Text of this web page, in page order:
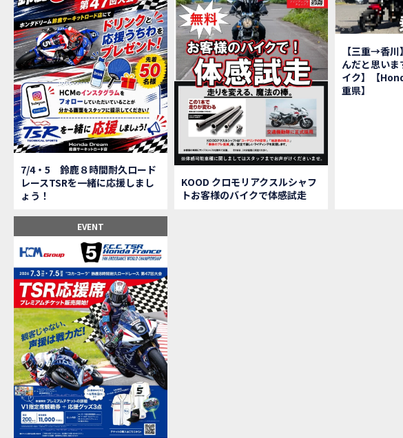
MOVIE 憧れの大型バイク試乗！4
MOVIE 【鈴鹿ツインサーキット】
MOVIE 全員初対面！バイク女子6
MOVIE バイク女子6人でツーリング
MOVIE 温泉1泊。いつもソロの女
MOVIE 【梅本まどかさんコラボ】
MOVIE ＨＣＭ２＆４サーキットフ
MOVIE ＨＣＭ２＆４サーキットフ
MOVIE モトベはつこさんコラボ動画
MOVIE Honda Dream 四日市のご紹
MOVIE Honda Dream 鈴鹿のご紹介
MOVIE
Honda Dream 松阪のご紹介
7/4・5 鈴鹿８時間耐久ロード
レースTSRを一緒に応援しまし
ょう！
KOOD クロモリアクスルシャフ
トお客様のバイクで体感試走
【三重→香
んだと思い
イク】【
重県】
EVENT